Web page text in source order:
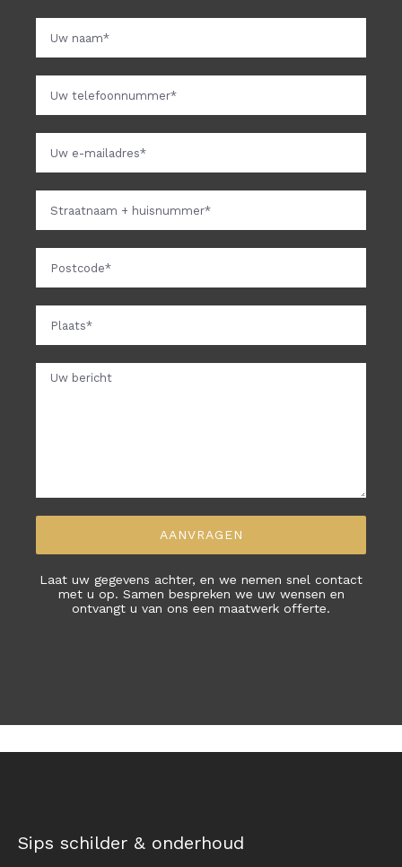
Keim schilderwerk
Abonnementen
Laat uw gegevens achter, en we nemen snel contact
met u op. Samen bespreken we uw wensen en
ontvangt u van ons een maatwerk offerte.
Sips schilder & onderhoud